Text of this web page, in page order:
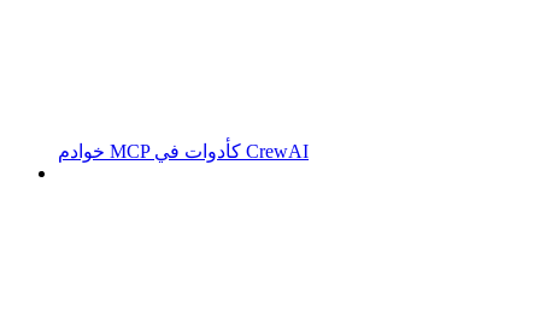
خوادم MCP كأدوات في CrewAI